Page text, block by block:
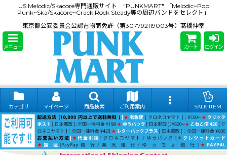
US Melodic/Skacore専門通販サイト "PUNKMART" 「Melodic~Pop
Punk~Ska/Skacore~Crack Rock Steady等の周辺バンドをセレクト」
東京都公安委員会公認古物商免許（第307792119003号）髙橋伸幸
メニュー カート ログイン
カテゴリ マイページ 商品検索 ご利用案内 SALE ITEM